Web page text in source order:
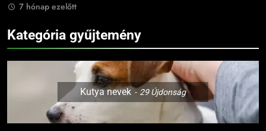
7 hónap ezelőtt
Kategória gyűjtemény
Kutya nevek 29Újdonság